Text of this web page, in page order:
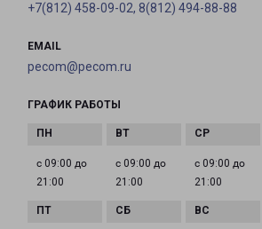
+7(812) 458-09-02, 8(812) 494-88-88
EMAIL
pecom@pecom.ru
ГРАФИК РАБОТЫ
с 09:00 до
21:00
с 09:00 до
21:00
с 09:00 до
21:00